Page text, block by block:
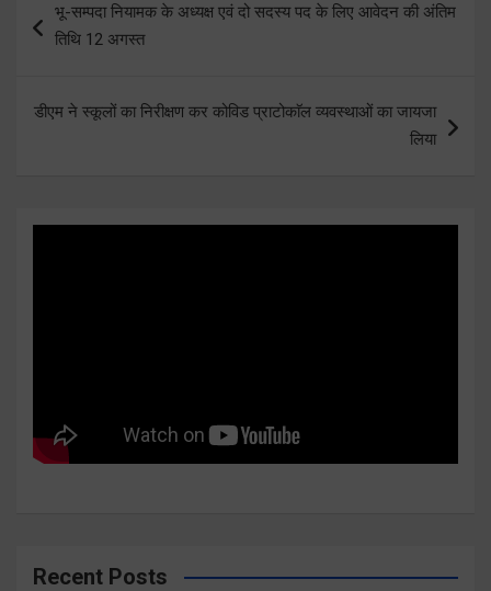
navigation
भू-सम्पदा नियामक के अध्यक्ष एवं दो सदस्य पद के लिए आवेदन की अंतिम
तिथि 12 अगस्त
डीएम ने स्कूलों का निरीक्षण कर कोविड प्राटोकाॅल व्यवस्थाओं का जायजा
लिया
Recent Posts